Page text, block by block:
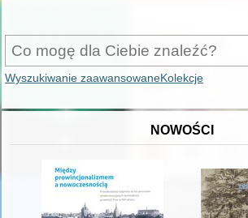
Wyszukiwanie zaawansowaneKolekcje
NOWOŚCI